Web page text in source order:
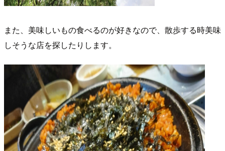
また、美味しいもの食べるのが好きなので、散歩する時美味
しそうな店を探したりします。